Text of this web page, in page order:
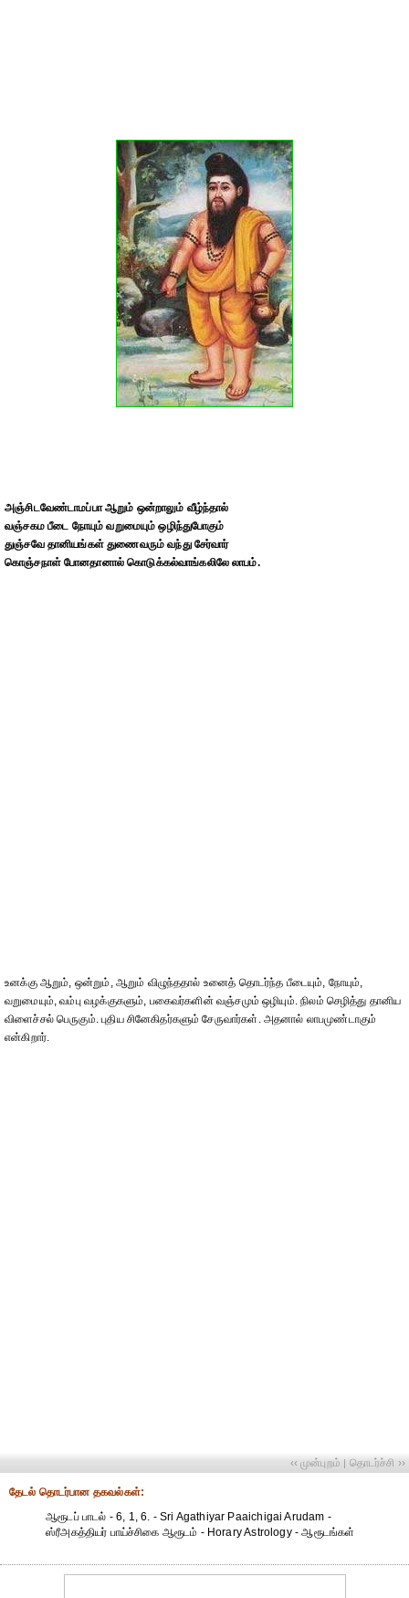
அஞ்சிடவேண்டாமப்பா ஆறும் ஒன்றாலும் வீழ்ந்தால்
வஞ்சகம பீடை நோயும் வறுமையும் ஒழிந்துபோகும்
துஞ்சவே தானியங்கள் துணைவரும் வந்து சேர்வார்
கொஞ்சநாள் போனதானால் கொடுக்கல்வாங்கலிலே லாபம்.
உனக்கு ஆறும், ஒன்றும், ஆறும் விழுந்ததால் உனைத் தொடர்ந்த பீடையும், நோயும்,
வறுமையும், வம்பு வழக்குகளும், பகைவர்களின் வஞ்சமும் ஒழியும். நிலம் செழித்து தானிய
விளைச்சல் பெருகும். புதிய சினேகிதர்களும் சேருவார்கள். அதனால் லாபமுண்டாகும்
என்கிறார்.
‹‹ முன்புறம் | தொடர்ச்சி ››
தேட‌ல் தொட‌ர்பான தகவ‌ல்க‌ள்:
ஆரூடப் பாடல் - 6, 1, 6. - Sri Agathiyar Paaichigai Arudam -
ஸ்ரீஅகத்தியர் பாய்ச்சிகை ஆரூடம் - Horary Astrology - ஆரூடங்கள்